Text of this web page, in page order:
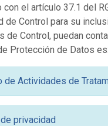
con el artículo 37.1 del
de Control para su
de Control, puedan
Protección de Datos es:
de Actividades de
privacidad